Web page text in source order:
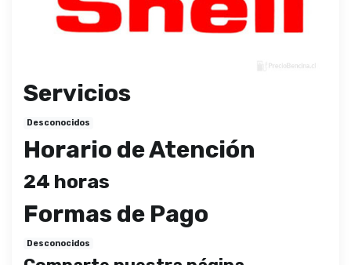
Servicios
Desconocidos
Horario de Atención
24 horas
Formas de Pago
Desconocidos